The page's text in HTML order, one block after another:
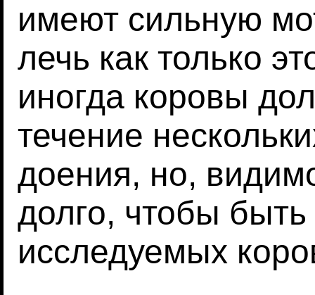
имеют сильную
лечь как только
иногда коровы
течение
доения, но,
долго, чтобы
исследуемых